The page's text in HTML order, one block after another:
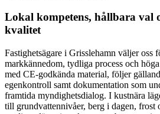
Lokal kompetens, hållbara val
kvalitet
Fastighetsägare i Grisslehamn väljer oss
markkännedom, tydliga process och
med CE-godkända material, följer
egenkontroll samt dokumentation som
framtida myndighetsdialog. I kustnära
till grundvattennivåer, berg i dagen, frost